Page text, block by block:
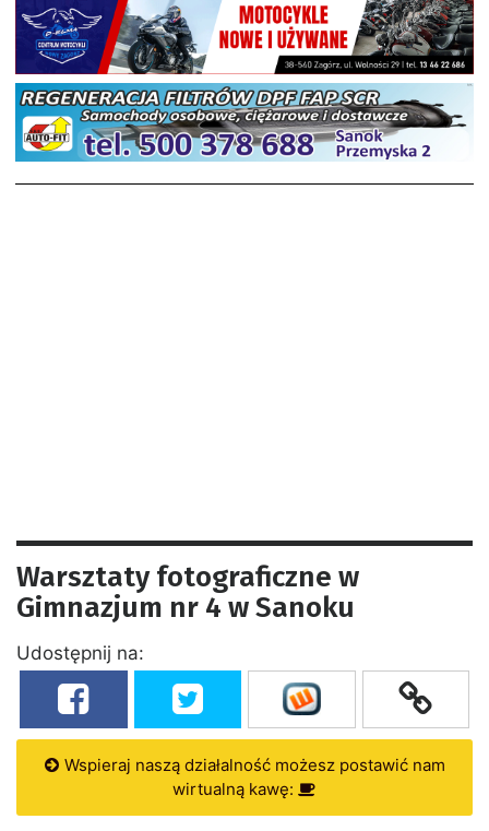
Warsztaty fotograficzne w
Gimnazjum nr 4 w Sanoku
Udostępnij na:
Wspieraj naszą działalność możesz postawić nam
wirtualną kawę: